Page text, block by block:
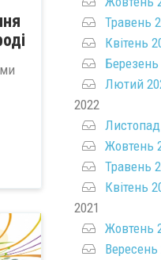
Травень
Квітень
Березень
Лютий
2022
Жовтень
Травень
Квітень
2021
Жовтень
Вересень